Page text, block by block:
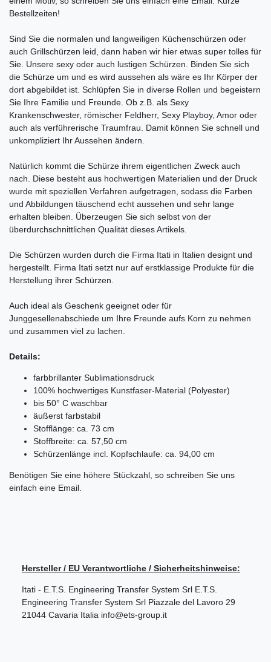
Bestellzeiten!
Sind Sie die normalen und langweiligen Küchenschürzen oder
auch Grillschürzen leid, dann haben wir hier etwas super tolles für
Sie. Unsere sexy oder auch lustigen Schürzen. Binden Sie sich
die Schürze um und es wird aussehen als wäre es Ihr Körper der
dort abgebildet ist. Schlüpfen Sie in diverse Rollen und begeistern
Sie Ihre Familie und Freunde. Ob z.B. als Sexy
Krankenschwester, römischer Feldherr, Sexy Playboy, Amor oder
auch als verführerische Traumfrau. Damit können Sie schnell und
unkompliziert Ihr Aussehen ändern.
Natürlich kommt die Schürze ihrem eigentlichen Zweck auch
nach. Diese besteht aus hochwertigen Materialien und der Druck
wurde mit speziellen Verfahren aufgetragen, sodass die Farben
und Abbildungen täuschend echt aussehen und sehr lange
erhalten bleiben. Überzeugen Sie sich selbst von der
überdurchschnittlichen Qualität dieses Artikels.
Die Schürzen wurden durch die Firma Itati in Italien designt und
hergestellt. Firma Itati setzt nur auf erstklassige Produkte für die
Herstellung ihrer Schürzen.
Auch ideal als Geschenk geeignet oder für
Junggesellenabschiede um Ihre Freunde aufs Korn zu nehmen
und zusammen viel zu lachen.
Details:
farbbrillanter Sublimationsdruck
100% hochwertiges Kunstfaser-Material (Polyester)
bis 50° C waschbar
äußerst farbstabil
Stofflänge: ca. 73 cm
Stoffbreite: ca. 57,50 cm
Schürzenlänge incl. Kopfschlaufe: ca. 94,00 cm
Benötigen Sie eine höhere Stückzahl, so schreiben Sie uns
einfach eine Email.
Hersteller / EU Verantwortliche / Sicherheitshinweise:
Itati - E.T.S. Engineering Transfer System Srl E.T.S.
Engineering Transfer System Srl Piazzale del Lavoro 29
21044 Cavaria Italia info@ets-group.it